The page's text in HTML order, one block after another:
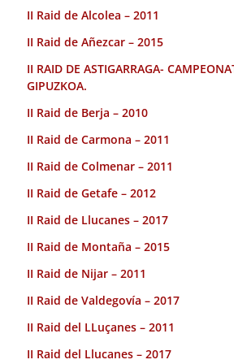
II Raid de Alcolea – 2011
II Raid de Añezcar – 2015
II RAID DE ASTIGARRAGA-
GIPUZKOA.
II Raid de Berja – 2010
II Raid de Carmona – 2011
II Raid de Colmenar – 2011
II Raid de Getafe – 2012
II Raid de Llucanes – 2017
II Raid de Montaña – 2015
II Raid de Nijar – 2011
II Raid de Valdegovía – 2017
II Raid del LLuçanes – 2011
II Raid del Llucanes – 2017